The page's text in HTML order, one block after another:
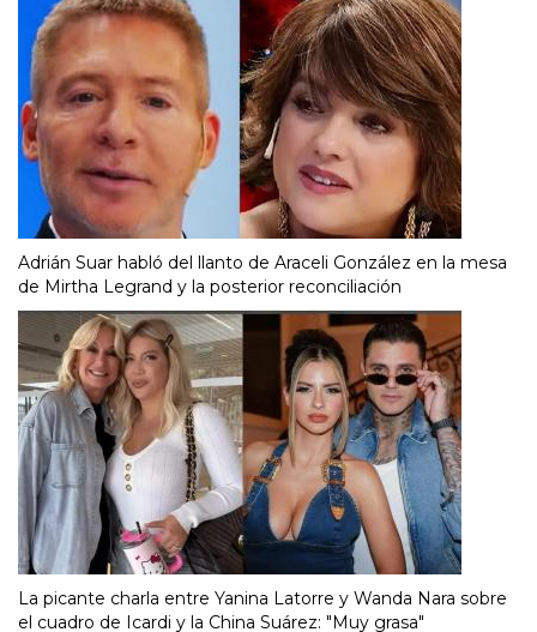
Adrián Suar habló del llanto de Araceli González en la mesa
de Mirtha Legrand y la posterior reconciliación
La picante charla entre Yanina Latorre y Wanda Nara sobre
el cuadro de Icardi y la China Suárez: "Muy grasa"